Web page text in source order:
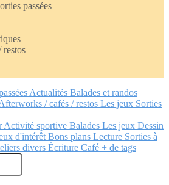
passées
restos
Actualités Balades et randos
/ cafés / restos Les jeux Sorties
Activité sportive Balades Les jeux Dessin
d'intérêt Bons plans Lecture Sorties à
divers Écriture Café + de tags